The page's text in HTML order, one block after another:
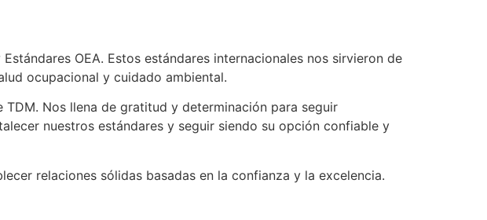
OEA. Estos estándares internacionales nos sirvieron de
ocupacional y cuidado ambiental.
Nos llena de gratitud y determinación para seguir
nuestros estándares y seguir siendo su opción confiable y
relaciones sólidas basadas en la confianza y la excelencia.